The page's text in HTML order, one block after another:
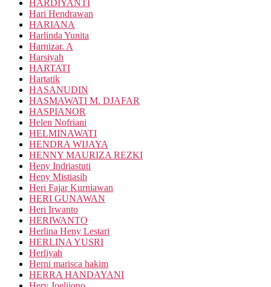
HARDIYANTI
Hari Hendrawan
HARIANA
Harlinda Yunita
Harnizar. A
Harsiyah
HARTATI
Hartatik
HASANUDIN
HASMAWATI M. DJAFAR
HASPIANOR
Helen Nofriani
HELMINAWATI
HENDRA WIJAYA
HENNY MAURIZA REZKI
Heny Indriastuti
Heny Mistiasih
Heri Fajar Kurniawan
HERI GUNAWAN
Heri Irwanto
HERIWANTO
Herlina Heny Lestari
HERLINA YUSRI
Herliyah
Herni marisca hakim
HERRA HANDAYANI